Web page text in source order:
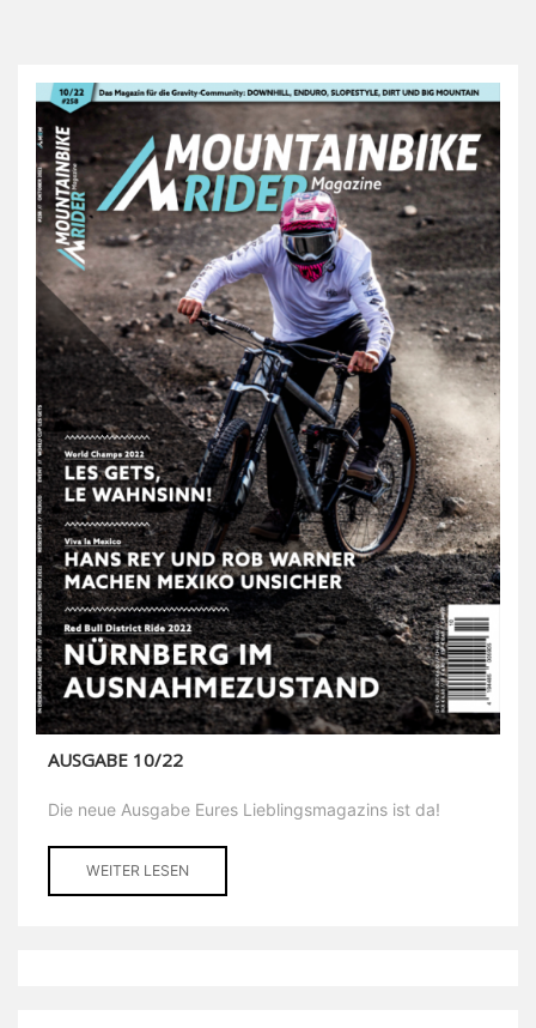
AUSGABE 10/22
Die neue Ausgabe Eures Lieblingsmagazins ist da!
WEITER LESEN